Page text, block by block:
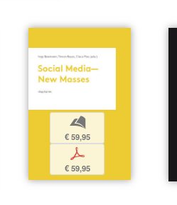
b
€ 59,95
p
€ 59,95